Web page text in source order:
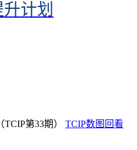
计划
第33期） TCIP数图回看